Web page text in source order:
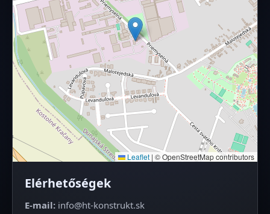
Leaflet | © OpenStreetMap contributors
Elérhetőségek
E‑mail: info@ht-konstrukt.sk